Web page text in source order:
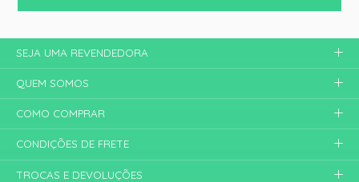
SEJA UMA REVENDEDORA
QUEM SOMOS
COMO COMPRAR
CONDIÇÕES DE FRETE
TROCAS E DEVOLUÇÕES